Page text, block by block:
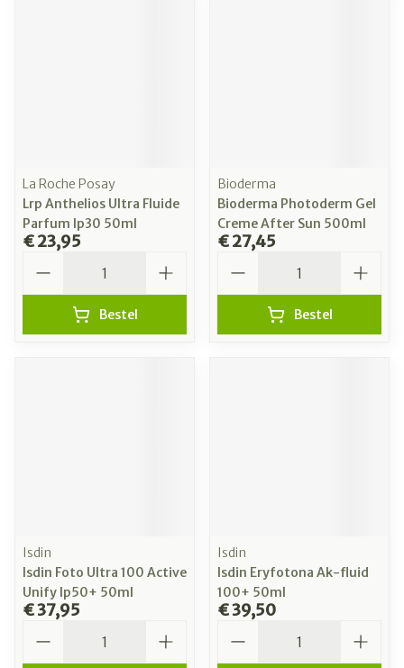
La Roche Posay
Lrp Anthelios Ultra Fluide
Parfum Ip30 50ml
€ 23,95
Bestel
Bioderma
Bioderma Photoderm Gel
Creme After Sun 500ml
€ 27,45
Bestel
Isdin
Isdin Foto Ultra 100 Active
Unify Ip50+ 50ml
€ 37,95
Isdin
Isdin Eryfotona Ak-fluid
100+ 50ml
€ 39,50